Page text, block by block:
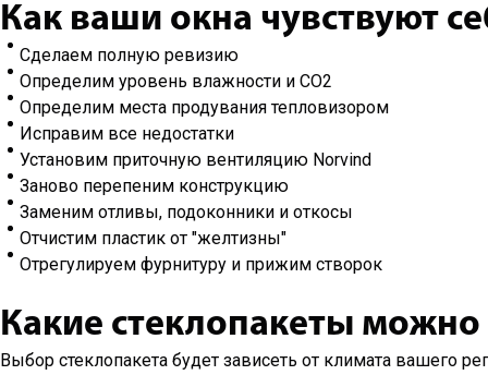
Как ваши окна чувствуют
Сделаем полную ревизию
Определим уровень влажности и CO2
Определим места продувания тепловизором
Исправим все недостатки
Установим приточную вентиляцию Norvind
Заново перепеним конструкцию
Заменим отливы, подоконники и откосы
Отчистим пластик от "желтизны"
Отрегулируем фурнитуру и прижим створок
Какие стеклопакеты можно
Выбор стеклопакета будет зависеть от климата вашего